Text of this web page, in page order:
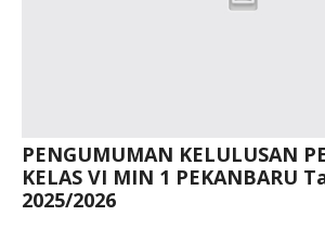
PENGUMUMAN KELULUSAN
KELAS VI MIN 1 PEKANBARU
2025/2026